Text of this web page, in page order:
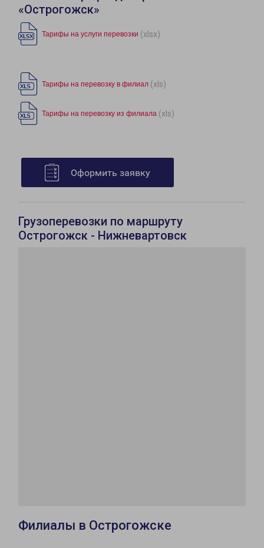
«Острогожск»
Тарифы на услуги перевозки (xlsx)
Тарифы на перевозку в филиал (xls)
Тарифы на перевозку из филиала (xls)
Оформить заявку
Грузоперевозки по маршруту
Острогожск - Нижневартовск
Филиалы в Острогожске